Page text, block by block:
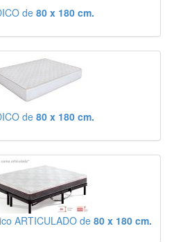
de 80 x 180 cm.
de 80 x 180 cm.
ARTICULADO de 80 x 180 cm.